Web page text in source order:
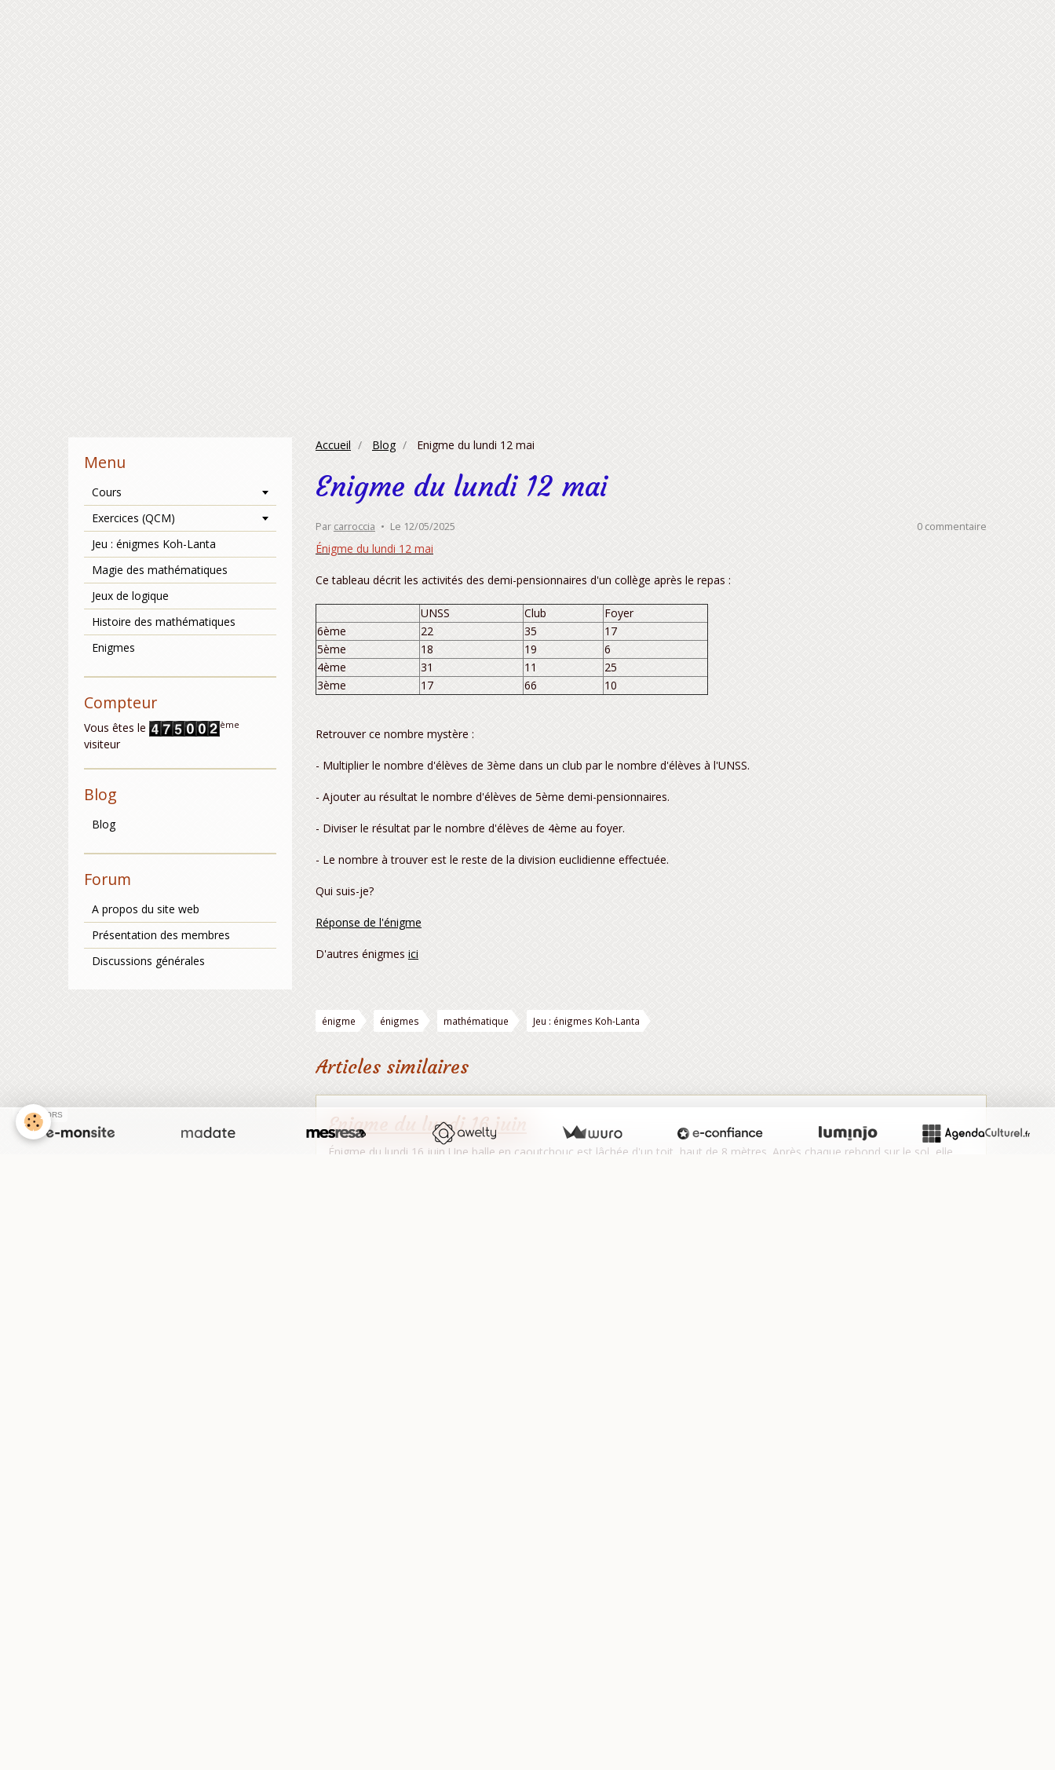
Accueil Blog Enigme du lundi 12 mai
Enigme du lundi 12 mai
Parcarroccia Le 12/05/2025 0 commentaire
Énigme du lundi 12 mai
Ce tableau décrit les activités des demi-pensionnaires d'un collège après le repas :
UNSS Club
Foyer
6ème
22 35
17
5ème
18 19
6
4ème
31 11
25
3ème
17 66 10
Retrouver ce nombre mystère :
- Multiplier le nombre d'élèves de 3ème dans un club par le nombre d'élèves à l'UNSS.
- Ajouter au résultat le nombre d'élèves de 5ème demi-pensionnaires.
- Diviser le résultat par le nombre d'élèves de 4ème au foyer.
- Le nombre à trouver est le reste de la division euclidienne effectuée.
Qui suis-je?
Réponse de l'énigme
D'autres énigmesici
énigme énigmes mathématique Jeu : énigmes Koh-Lanta
Articles similaires
Enigme du lundi 16 juin
Énigme du lundi 16 juin Une balle en caoutchouc est lâchée d'un toit, haut de 8 mètres. Après chaque rebond sur le sol, elle
Menu
Cours
Exercices (QCM)
Jeu : énigmes Koh-Lanta
Magie des mathématiques
Jeux de logique
Histoire des mathématiques
Enigmes
Compteur
Vous êtes le ème
visiteur
Blog
Blog
Forum
A propos du site web
Présentation des membres
Discussions générales
SPONSORS